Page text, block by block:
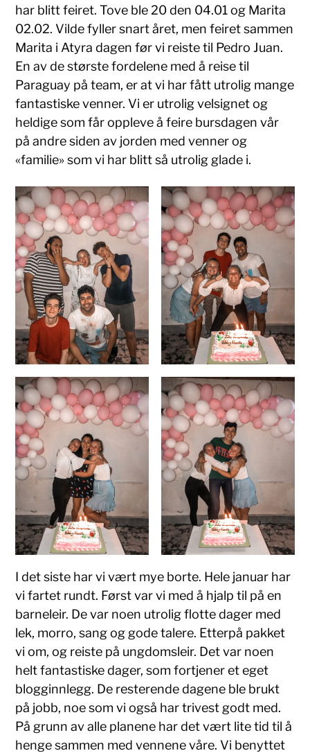
har blitt feiret. Tove ble 20 den 04.01 og Marita
02.02. Vilde fyller snart året, men feiret sammen
Marita i Atyra dagen før vi reiste til Pedro Juan.
En av de største fordelene med å reise til
Paraguay på team, er at vi har fått utrolig mange
fantastiske venner. Vi er utrolig velsignet og
heldige som får oppleve å feire bursdagen vår
på andre siden av jorden med venner og
«familie» som vi har blitt så utrolig glade i.
I det siste har vi vært mye borte. Hele januar har
vi fartet rundt. Først var vi med å hjalp til på en
barneleir. De var noen utrolig flotte dager med
lek, morro, sang og gode talere. Etterpå pakket
vi om, og reiste på ungdomsleir. Det var noen
helt fantastiske dager, som fortjener et eget
blogginnlegg. De resterende dagene ble brukt
på jobb, noe som vi også har trivest godt med.
På grunn av alle planene har det vært lite tid til å
henge sammen med vennene våre. Vi benyttet